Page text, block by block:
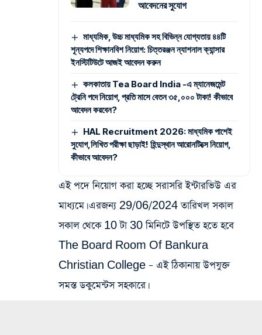
আবেদনের সুযোগ
মাধ্যমিক, উচ্চ মাধ্যমিক সহ বিভিন্ন যোগ্যতায় ৪৪টি
শূন্যপদে শিক্ষানবিশ নিয়োগ: চিত্তরঞ্জন ন্যাশনাল ক্যান্সার
ইনস্টিটিউটে আজই আবেদন করুন
কলকাতায় Tea Board India -এ ম্যানেজমেন্ট
ট্রেনি পদে নিয়োগ, প্রতি মাসে বেতন ৩৫,০০০ টাকা! কীভাবে
আবেদন করবেন?
HAL Recruitment 2026: মাধ্যমিক পাশেই
সুযোগ,লিখিত পরীক্ষা ছাড়াই! হিন্দুস্থান আরোনটিক্সে নিয়োগ,
কীভাবে আবেদন?
এই পদে নিয়োগ করা হচ্ছে সরাসরি ইন্টারভিউ এর
মাধ্যমে। এরজন্য 29/06/2024 তারিখল সকাল
সকাল থেকে 10 টা 30 মিনিটে উপস্থিত হতে হবে
The Board Room Of Bankura
Christian College – এই ঠিকানায় উপযুক্ত
সমস্ত ডকুমেন্টস সহকারে।